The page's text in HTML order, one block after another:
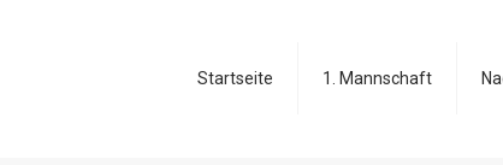
Startseite 1. Mannschaft